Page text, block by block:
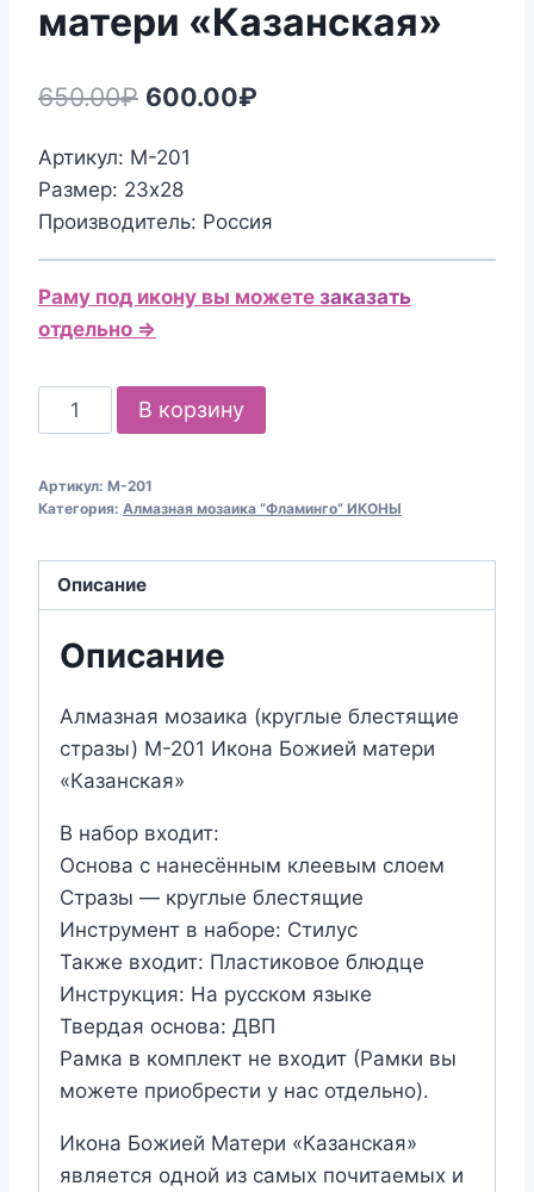
матери «Казанская»
650.00₽ Первоначальная
составляла
650.00₽.
600.00₽
Артикул: М-201
Размер: 23х28
Производитель: Россия
Раму под икону вы можете заказать
отдельно ⇒
Количество
товара
мозаика
Икона
Божией
"Казанская"
В корзину
Артикул: М-201
Категория: Алмазная мозаика “Фламинго” ИКОНЫ
Описание
Описание
Алмазная мозаика (круглые блестящие
стразы) М-201 Икона Божией матери
«Казанская»
В набор входит:
Основа с нанесённым клеевым слоем
Стразы — круглые блестящие
Инструмент в наборе: Стилус
Также входит: Пластиковое блюдце
Инструкция: На русском языке
Твердая основа: ДВП
Рамка в комплект не входит (Рамки вы
можете приобрести у нас отдельно).
Икона Божией Матери «Казанская»
является одной из самых почитаемых и